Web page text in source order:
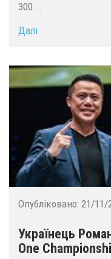
300...
Далі
Опубліковано: 21/11/
Українець
One